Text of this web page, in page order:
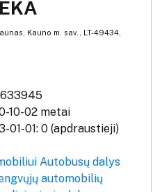
Kauno m. sav., LT-49434,
10-02 metai
01-01: 0 (apdraustieji)
Autobusų dalys
automobilių